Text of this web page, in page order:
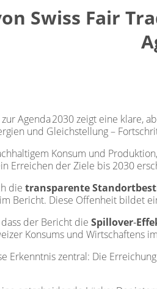
Swiss Fair
Agenda 2030 zeigt eine klare,
und Gleichstellung –
Konsum und
Erreichen der Ziele bis 2030
die transparente
im Bericht. Diese Offenheit bildet
der Bericht die Spillover‑
Konsums und Wirtschaftens
Erkenntnis zentral: Die